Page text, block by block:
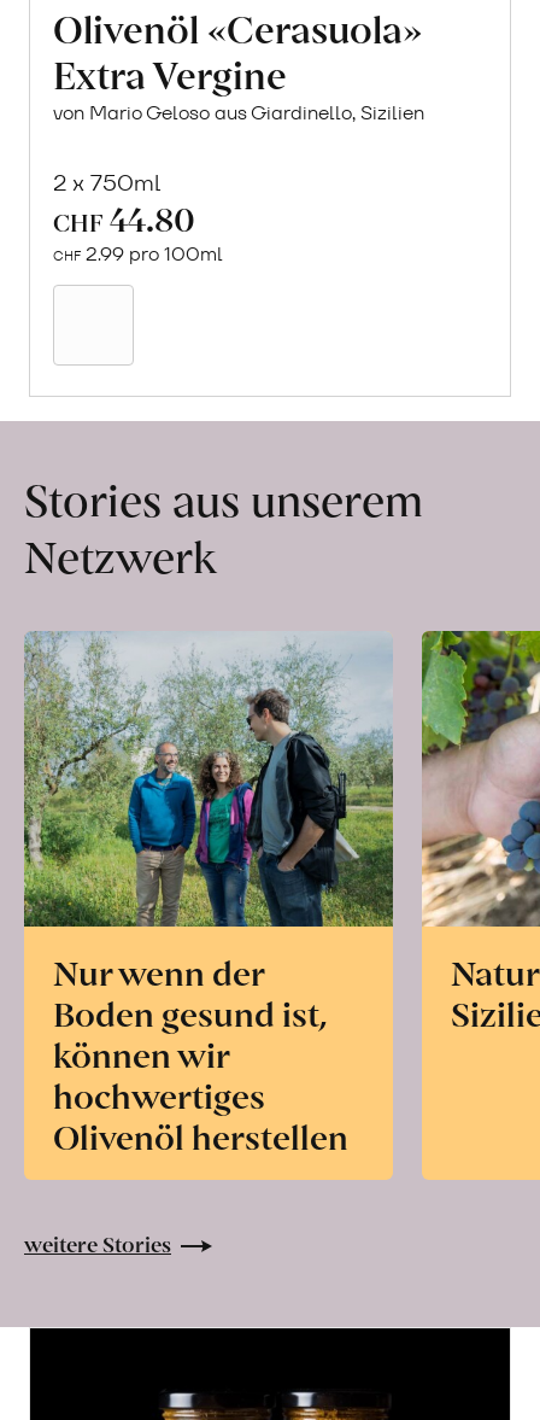
Olivenöl «Cerasuola»
Extra Vergine
von Mario Geloso aus Giardinello, Sizilien
2 x 750ml
CHF 44.80
CHF 2.99 pro 100ml
Stories aus unserem
Netzwerk
Nur wenn der
Boden gesund ist,
können wir
hochwertiges
Olivenöl herstellen
weitere Stories